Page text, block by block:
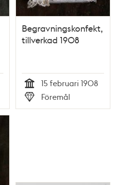
Begravningskonfekt,
tillverkad 1908
Tid
15 februari 1908
Typ
Föremål